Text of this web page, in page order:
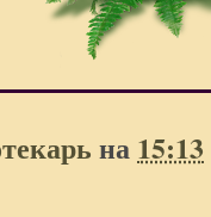
на 15:13